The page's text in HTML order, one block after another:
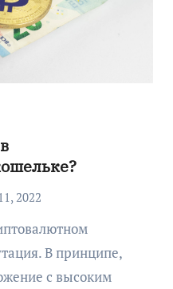
2022
В принципе,
с высоким